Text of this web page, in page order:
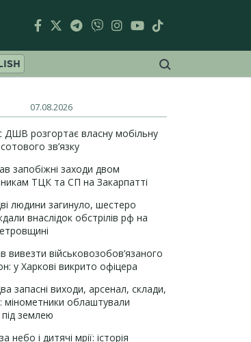
07.08.2026
ДШВ розгортає власну мобільну
зв’язку
запобіжні заходи двом
ТЦК та СП на Закарпатті
людини загинуло, шестеро
внаслідок обстрілів рф на
вивезти військовозобов’язаного
у Харкові викрито офіцера
запасні виходи, арсенал, склади,
мінометники облаштували
землею
небо і дитячі мрії: історія